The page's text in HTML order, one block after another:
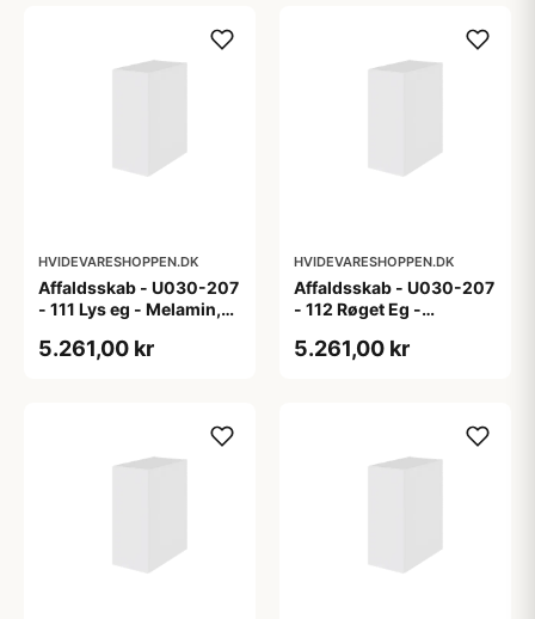
HVIDEVARESHOPPEN.DK
Affaldsskab - U030-207
- 111 Lys eg - Melamin,
5.261,00 kr
HVIDEVARESHOPPEN.DK
Affaldsskab - U030-207
- 112 Røget Eg -
5.261,00 kr